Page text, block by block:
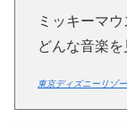
ミッキーマ
どんな音楽を
東京ディズニーリゾ